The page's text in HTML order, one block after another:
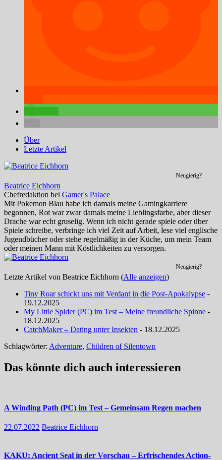
Über
Letzte Artikel
Neugierig?
Beatrice Eichhorn
Chefredaktion bei Gamer's Palace
Mit Pokemon Blau habe ich damals meine Gamingkarriere
begonnen, Rot war zwar damals meine Lieblingsfarbe, aber dieser
Drache war echt gruselig. Wenn ich nicht gerade spiele oder über
Spiele schreibe, verbringe ich viel Zeit auf Arbeit, lese viel englische
Jugendbücher oder stehe regelmäßig in der Küche, um mein Team
oder meinen Mann mit Köstlichkeiten zu versorgen.
Neugierig?
Letzte Artikel von Beatrice Eichhorn (Alle anzeigen)
Tiny Roar schickt uns mit Verdant in die Post-Apokalypse -
19.12.2025
My Little Spider (PC) im Test – Meine freundliche Spinne -
18.12.2025
CatchMaker – Dating unter Insekten - 18.12.2025
Schlagwörter: Adventure, Children of Silentown
Das könnte dich auch interessieren
A Winding Path (PC) im Test – Gemeinsam Regen machen
22.07.2022 Beatrice Eichhorn
KAKU: Ancient Seal in der Vorschau – Erfrischendes Action-